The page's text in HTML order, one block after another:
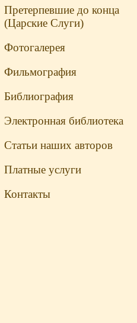
Претерпевшие до конца
(Царские Слуги)
Фотогалерея
Фильмография
Библиография
Электронная библиотека
Статьи наших авторов
Платные услуги
Контакты